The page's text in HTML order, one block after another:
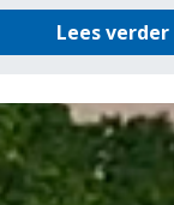
Lees verder